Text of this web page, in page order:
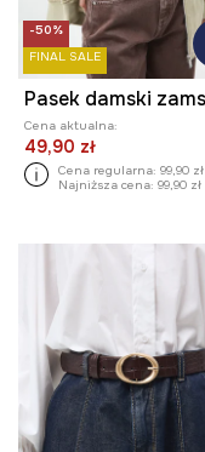
-50%
FINAL SALE
Cena aktualna:
49,90 zł
Cena regularna: 99,90 zł
Najniższa cena: 99,90 zł